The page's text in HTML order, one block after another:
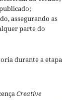
assegurando as
parte do
durante a etapa
Creative